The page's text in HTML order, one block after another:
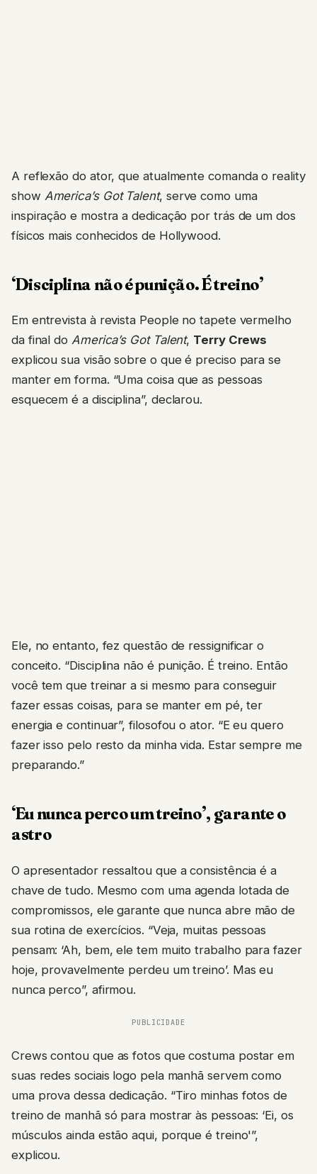
A reflexão do ator, que atualmente comanda o reality
show America’s Got Talent, serve como uma
inspiração e mostra a dedicação por trás de um dos
físicos mais conhecidos de Hollywood.
‘Disciplina não é punição. É treino’
Em entrevista à revista People no tapete vermelho
da final do America’s Got Talent, Terry Crews
explicou sua visão sobre o que é preciso para se
manter em forma. “Uma coisa que as pessoas
esquecem é a disciplina”, declarou.
Ele, no entanto, fez questão de ressignificar o
conceito. “Disciplina não é punição. É treino. Então
você tem que treinar a si mesmo para conseguir
fazer essas coisas, para se manter em pé, ter
energia e continuar”, filosofou o ator. “E eu quero
fazer isso pelo resto da minha vida. Estar sempre me
preparando.”
‘Eu nunca perco um treino’, garante o
astro
O apresentador ressaltou que a consistência é a
chave de tudo. Mesmo com uma agenda lotada de
compromissos, ele garante que nunca abre mão de
sua rotina de exercícios. “Veja, muitas pessoas
pensam: ‘Ah, bem, ele tem muito trabalho para fazer
hoje, provavelmente perdeu um treino’. Mas eu
nunca perco”, afirmou.
PUBLICIDADE
Crews contou que as fotos que costuma postar em
suas redes sociais logo pela manhã servem como
uma prova dessa dedicação. “Tiro minhas fotos de
treino de manhã só para mostrar às pessoas: ‘Ei, os
músculos ainda estão aqui, porque é treino'”,
explicou.